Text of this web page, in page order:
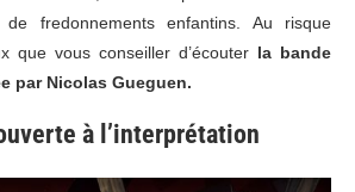
de fredonnements enfantins. Au risque
que vous conseiller d’écouter la bande
par Nicolas Gueguen.
à l’interprétation